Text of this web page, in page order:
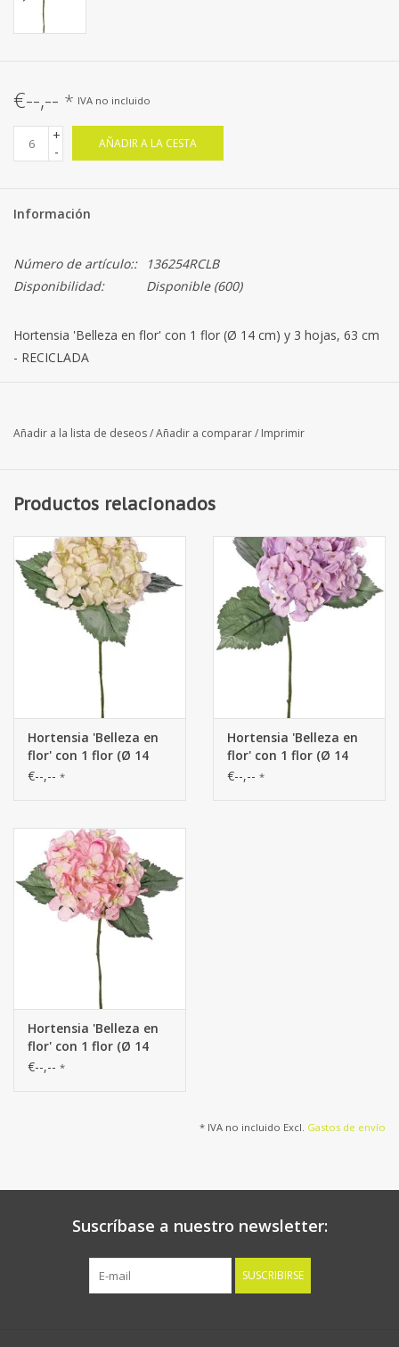
€--,-- * IVA no incluido
+
-
AÑADIR A LA CESTA
Información
Número de artículo::
136254RCLB
Disponibilidad:
Disponible(600)
Hortensia 'Belleza en flor' con 1 flor (Ø 14 cm) y 3 hojas, 63 cm
- RECICLADA
Añadir a la lista de deseos/Añadir a comparar/ Imprimir
Productos relacionados
Hortensia 'Belleza en
flor' con 1 flor (Ø 14
cm) y 3 hojas, 63 cm -
€--,-- *
Hortensia 'Belleza en
flor' con 1 flor (Ø 14
cm) y 3 hojas, 63 cm -
€--,-- *
Hortensia 'Belleza en
flor' con 1 flor (Ø 14
cm) y 3 hojas, 63 cm -
€--,-- *
* IVA no incluido Excl. Gastos de envío
Suscríbase a nuestro newsletter:
SUSCRIBIRSE